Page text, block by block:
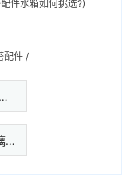
件水箱如何挑选?)
配件 /
工业冷却塔选型办法就这些(冷却…
闭式冷却塔价格为什么比玻璃钢冷